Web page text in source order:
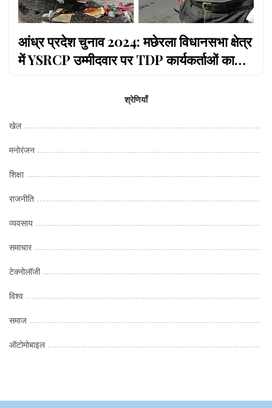
आंध्र प्रदेश चुनाव 2024: मछेरला विधानसभा क्षेत्र
में YSRCP उम्मीदवार पर TDP कार्यकर्ताओं का
श्रेणियाँ
खेल
मनोरंजन
शिक्षा
राजनीति
व्यवसाय
समाचार
टेक्नोलॉजी
विश्व
समाज
ऑटोमोबाइल